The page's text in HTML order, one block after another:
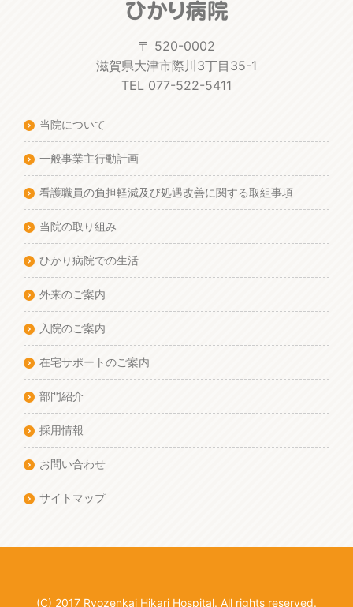
〒 520-0002
滋賀県大津市際川3丁目35-1
TEL 077-522-5411
当院について
一般事業主行動計画
看護職員の負担軽減及び処遇改善に関する取組事項
当院の取り組み
ひかり病院での生活
外来のご案内
入院のご案内
在宅サポートのご案内
部門紹介
採用情報
お問い合わせ
サイトマップ
(C) 2017 Ryozenkai Hikari Hospital. All rights reserved.